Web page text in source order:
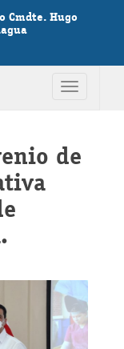
Cmdte. Hugo
Toggle
de